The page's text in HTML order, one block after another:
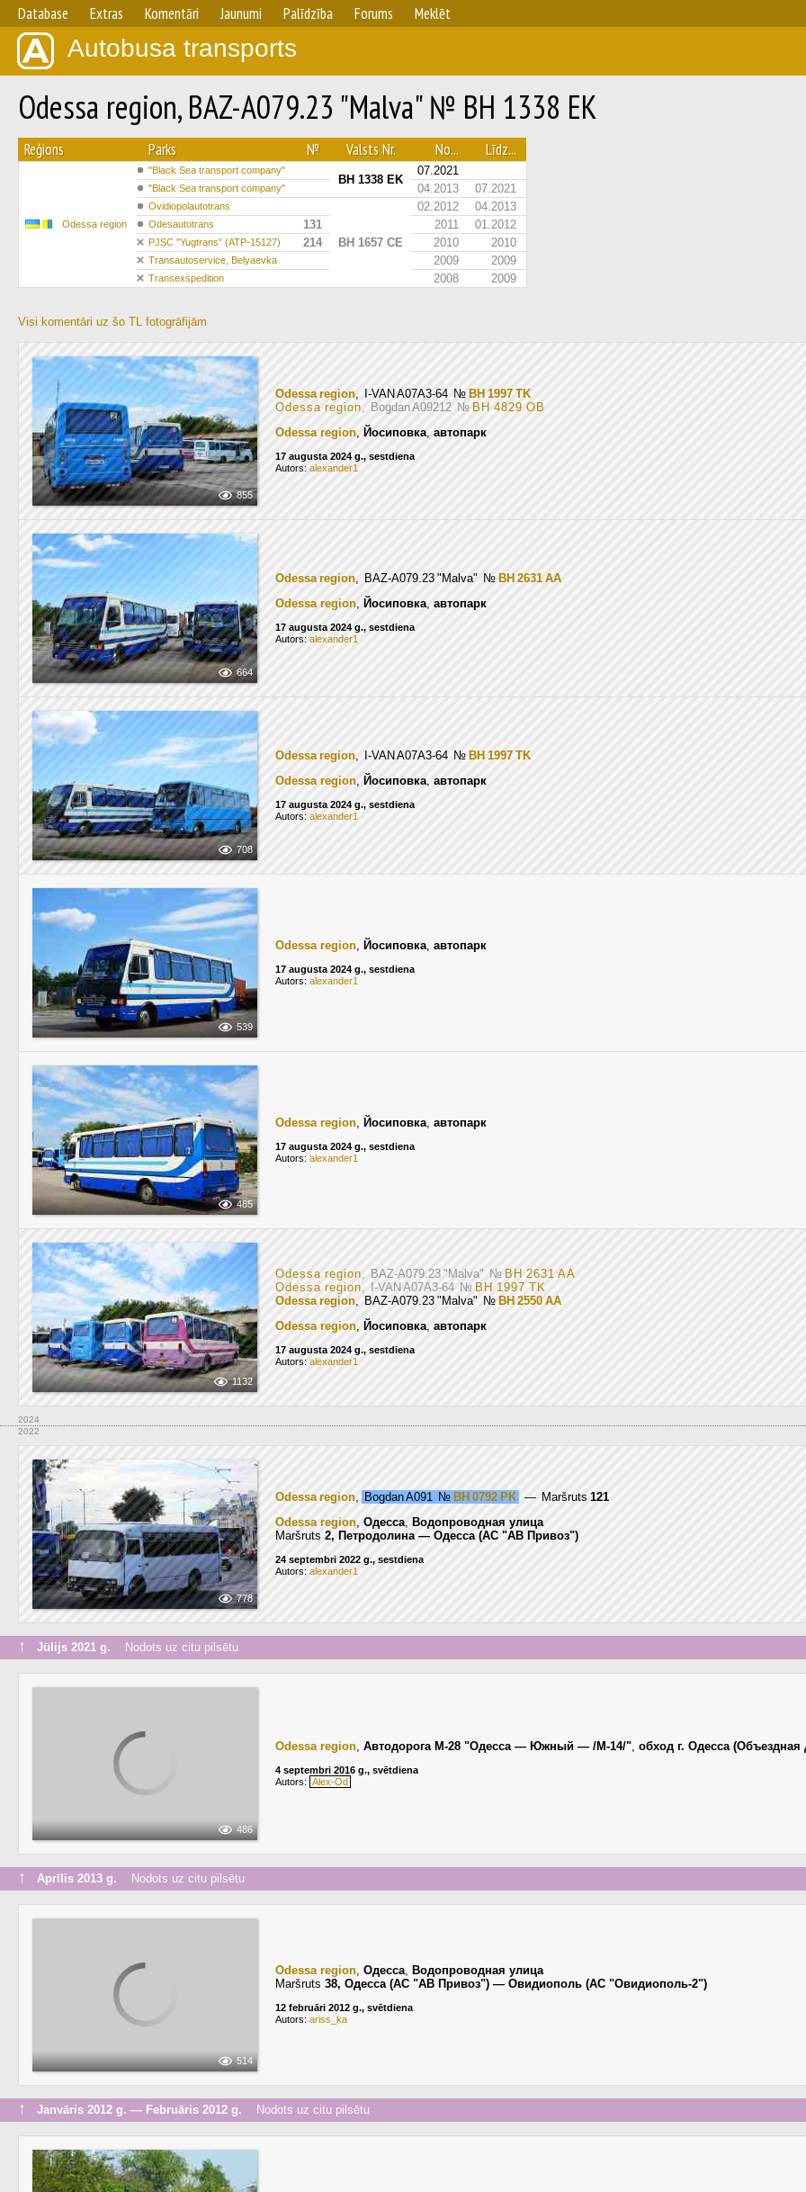
Database Extras Komentāri Jaunumi Palīdzība Forums Meklēt
Autobusa transports
Odessa region, BAZ-A079.23 "Malva" № BH 1338 EK
Reģions Parks № Valsts Nr. No... Līdz...
Odessa region
"Вlack Sea transport company"
BH 1338 EK
07.2021
"Вlack Sea transport company" 04.2013 07.2021
Ovidiopolautotrans
BH 1657 CE
02.2012 04.2013
Odesautotrans 131 2011 01.2012
PJSC "Yugtrans" (ATP-15127) 214 2010 2010
Transautoservice, Belyaevka 2009 2009
Transexspedition 2008 2009
Visi komentāri uz šo TL fotogrāfijām
855
Odessa region, I-VAN A07A3-64 № BH 1997 TK
Odessa region, Bogdan A09212 № BH 4829 OB
Odessa region, Йосиповка, автопарк
17 augusta 2024 g., sestdiena
Autors: alexander1
664
Odessa region, BAZ-A079.23 "Malva" № BH 2631 AA
Odessa region, Йосиповка, автопарк
17 augusta 2024 g., sestdiena
Autors: alexander1
708
Odessa region, I-VAN A07A3-64 № BH 1997 TK
Odessa region, Йосиповка, автопарк
17 augusta 2024 g., sestdiena
Autors: alexander1
539
Odessa region, Йосиповка, автопарк
17 augusta 2024 g., sestdiena
Autors: alexander1
485
Odessa region, Йосиповка, автопарк
17 augusta 2024 g., sestdiena
Autors: alexander1
1132
Odessa region, BAZ-A079.23 "Malva" № BH 2631 AA
Odessa region, I-VAN A07A3-64 № BH 1997 TK
Odessa region, BAZ-A079.23 "Malva" № BH 2550 AA
Odessa region, Йосиповка, автопарк
17 augusta 2024 g., sestdiena
Autors: alexander1
2024
2022
778
Odessa region, Bogdan A091 № BH 0792 PK — Maršruts 121
Odessa region, Одесса, Водопроводная улица
Maršruts 2, Петродолина — Одесса (АС "АВ Привоз")
24 septembri 2022 g., sestdiena
Autors: alexander1
↑ Jūlijs 2021 g. Nodots uz citu pilsētu
486
Odessa region, Автодорога М-28 "Одесса — Южный — /М-14/", обход г. Одесса (Объездная
4 septembri 2016 g., svētdiena
Autors: Alex-Od
↑ Aprīlis 2013 g. Nodots uz citu pilsētu
514
Odessa region, Одесса, Водопроводная улица
Maršruts 38, Одесса (АС "АВ Привоз") — Овидиополь (АС "Овидиополь-2")
12 februāri 2012 g., svētdiena
Autors: ariss_ka
↑ Janvāris 2012 g. — Februāris 2012 g. Nodots uz citu pilsētu